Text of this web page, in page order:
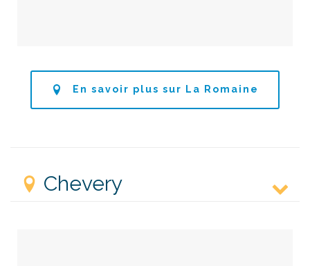
En savoir plus sur La Romaine
Chevery